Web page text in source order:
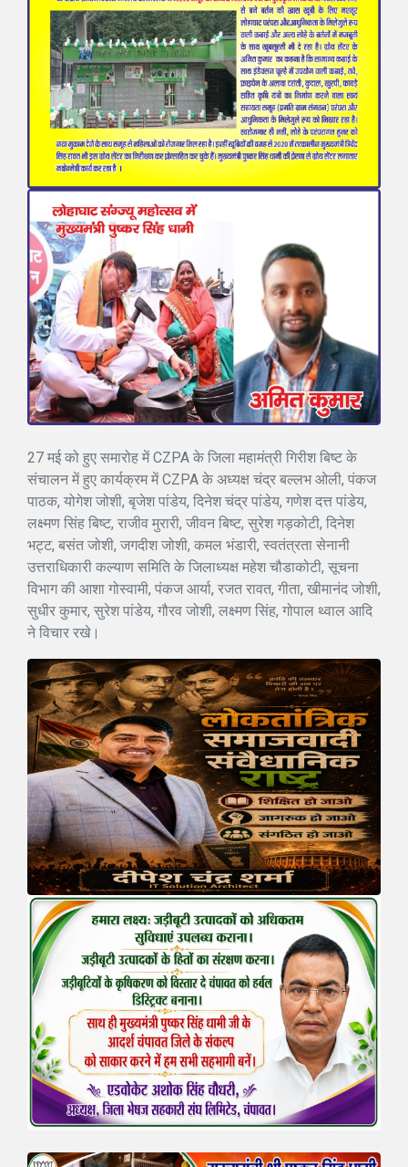
27 मई को हुए समारोह में CZPA के जिला महामंत्री गिरीश बिष्ट के
संचालन में हुए कार्यक्रम में CZPA के अध्यक्ष चंद्र बल्लभ ओली, पंकज
पाठक, योगेश जोशी, बृजेश पांडेय, दिनेश चंद्र पांडेय, गणेश दत्त पांडेय,
लक्ष्मण सिंह बिष्ट, राजीव मुरारी, जीवन बिष्ट, सुरेश गड़कोटी, दिनेश
भट्ट, बसंत जोशी, जगदीश जोशी, कमल भंडारी, स्वतंत्रता सेनानी
उत्तराधिकारी कल्याण समिति के जिलाध्यक्ष महेश चौडाकोटी, सूचना
विभाग की आशा गोस्वामी, पंकज आर्या, रजत रावत, गीता, खीमानंद जोशी,
सुधीर कुमार, सुरेश पांडेय, गौरव जोशी, लक्ष्मण सिंह, गोपाल थ्वाल आदि
ने विचार रखे।